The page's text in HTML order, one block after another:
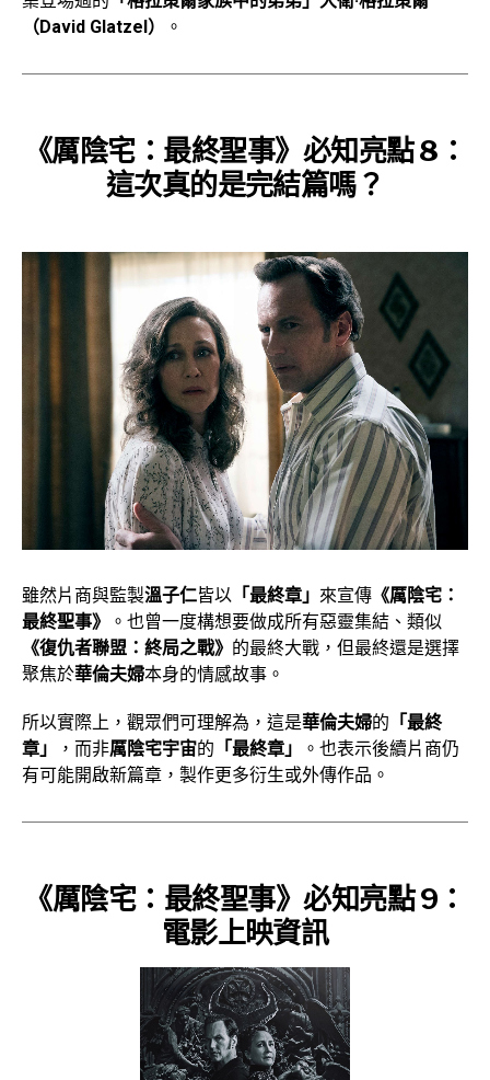
（David Glatzel）
。
《厲陰宅：最終聖事》必知亮點 8：
這次真的是完結篇嗎？
雖然片商與監製溫子仁皆以 「最終章」 來宣傳 《厲陰宅：
最終聖事》
。也曾一度構想要做成所有惡靈集結、類似
《復仇者聯盟：終局之戰》 的最終大戰，但最終還是選擇
聚焦於華倫夫婦本身的情感故事。
所以實際上，觀眾們可理解為，這是華倫夫婦的 「最終
章」
，而非厲陰宅宇宙的 「最終章」
。也表示後續片商仍
有可能開啟新篇章，製作更多衍生或外傳作品。
《厲陰宅：最終聖事》必知亮點 9：
電影上映資訊